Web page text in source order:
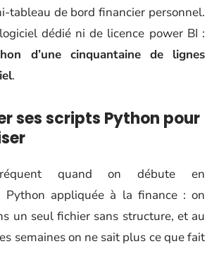
tableau de bord financier personnel.
dédié ni de licence power BI :
d’une cinquantaine de lignes
.
ses scripts Python pour
quand on débute en
Python appliquée à la finance : on
un seul fichier sans structure, et au
semaines on ne sait plus ce que fait